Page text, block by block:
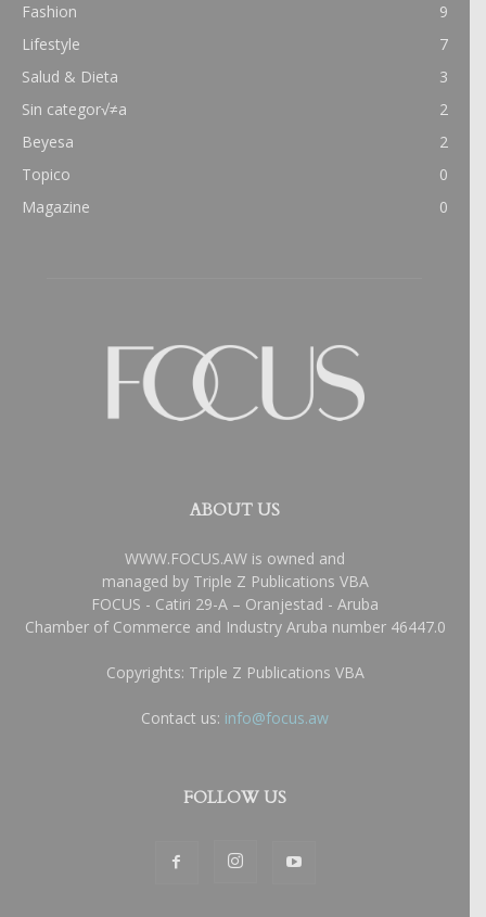
Fashion
9
Lifestyle
7
Salud & Dieta
3
Sin categor√≠a
2
Beyesa
2
Topico
0
Magazine
0
ABOUT US
WWW.FOCUS.AW is owned and
managed by Triple Z Publications VBA
FOCUS - Catiri 29-A – Oranjestad - Aruba
Chamber of Commerce and Industry Aruba number 46447.0
Copyrights: Triple Z Publications VBA
Contact us: info@focus.aw
FOLLOW US